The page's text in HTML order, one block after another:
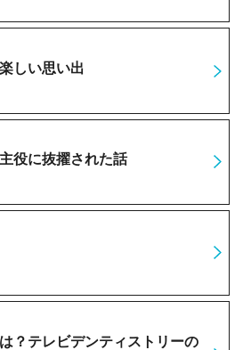
しい思い出
役に抜擢された話
？テレビデンティストリーの